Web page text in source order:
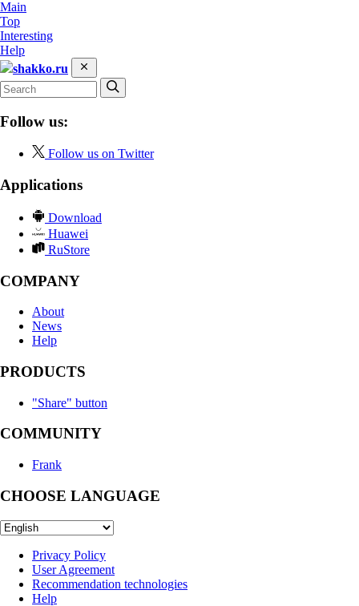
Main
Top
Interesting
Help
shakko.ru
Follow us:
Follow us on Twitter
Applications
Download
Huawei
RuStore
COMPANY
About
News
Help
PRODUCTS
"Share" button
COMMUNITY
Frank
CHOOSE LANGUAGE
Privacy Policy
User Agreement
Recommendation technologies
Help